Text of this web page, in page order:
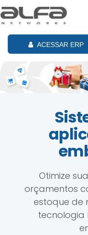
ACESSAR ERP
Otimize
orçamentos
estoque de
tecnologia